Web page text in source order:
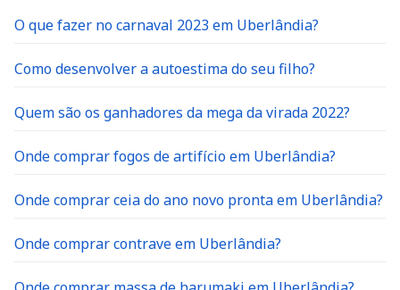
O que fazer no carnaval 2023 em Uberlândia?
Como desenvolver a autoestima do seu filho?
Quem são os ganhadores da mega da virada 2022?
Onde comprar fogos de artifício em Uberlândia?
Onde comprar ceia do ano novo pronta em Uberlândia?
Onde comprar contrave em Uberlândia?